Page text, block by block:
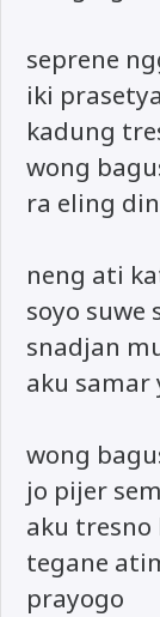
seprene
iki
kadung
wong
ra eling
neng ati
soyo suwe
snadjan
aku samar
wong
jo pijer
aku tresno
tegane
prayogo